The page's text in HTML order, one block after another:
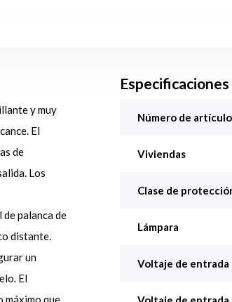
y muy
El
de
Los
palanca de
distante.
un
El
máximo que
Especificaciones
Número de
Viviendas
Clase de
Lámpara
Voltaje de entrada